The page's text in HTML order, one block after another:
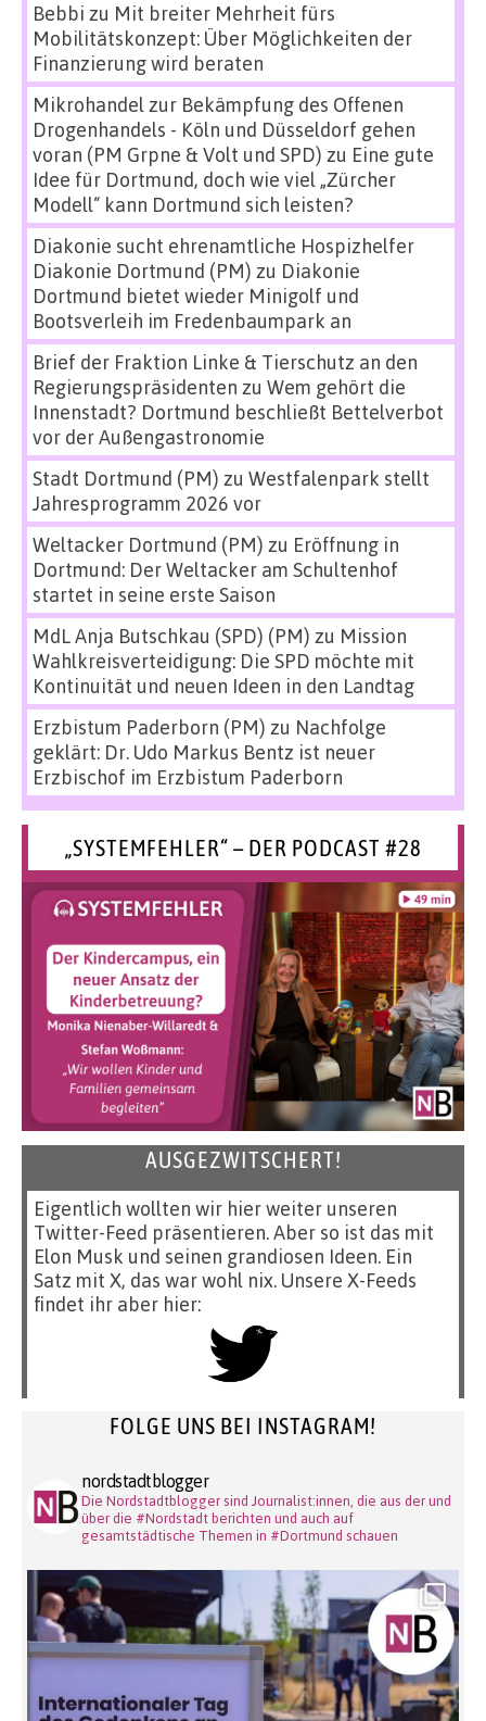
Bebbi zu Mit breiter Mehrheit fürs
Mobilitätskonzept: Über Möglichkeiten der
Finanzierung wird beraten
Mikrohandel zur Bekämpfung des Offenen
Drogenhandels - Köln und Düsseldorf gehen
voran (PM Grpne & Volt und SPD) zu Eine gute
Idee für Dortmund, doch wie viel „Zürcher
Modell“ kann Dortmund sich leisten?
Diakonie sucht ehrenamtliche Hospizhelfer
Diakonie Dortmund (PM) zu Diakonie
Dortmund bietet wieder Minigolf und
Bootsverleih im Fredenbaumpark an
Brief der Fraktion Linke & Tierschutz an den
Regierungspräsidenten zu Wem gehört die
Innenstadt? Dortmund beschließt Bettelverbot
vor der Außengastronomie
Stadt Dortmund (PM) zu Westfalenpark stellt
Jahresprogramm 2026 vor
Weltacker Dortmund (PM) zu Eröffnung in
Dortmund: Der Weltacker am Schultenhof
startet in seine erste Saison
MdL Anja Butschkau (SPD) (PM) zu Mission
Wahlkreisverteidigung: Die SPD möchte mit
Kontinuität und neuen Ideen in den Landtag
Erzbistum Paderborn (PM) zu Nachfolge
geklärt: Dr. Udo Markus Bentz ist neuer
Erzbischof im Erzbistum Paderborn
„SYSTEMFEHLER“ – DER PODCAST #28
AUSGEZWITSCHERT!
Eigentlich wollten wir hier weiter unseren
Twitter-Feed präsentieren. Aber so ist das mit
Elon Musk und seinen grandiosen Ideen. Ein
Satz mit X, das war wohl nix. Unsere X-Feeds
findet ihr aber hier:
FOLGE UNS BEI INSTAGRAM!
nordstadtblogger
Die Nordstadtblogger sind Journalist:innen, die aus der und
über die #Nordstadt berichten und auch auf
gesamtstädtische Themen in #Dortmund schauen